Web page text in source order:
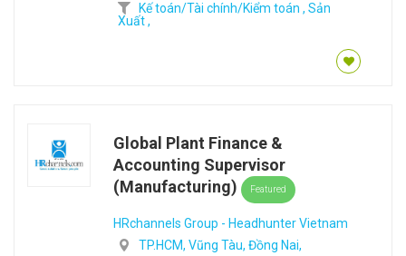
Kế toán/Tài chính/Kiểm toán , Sản
Xuất ,
Global Plant Finance &
Accounting Supervisor
(Manufacturing)
Featured
HRchannels Group - Headhunter Vietnam
TP.HCM, Vũng Tàu, Đồng Nai,